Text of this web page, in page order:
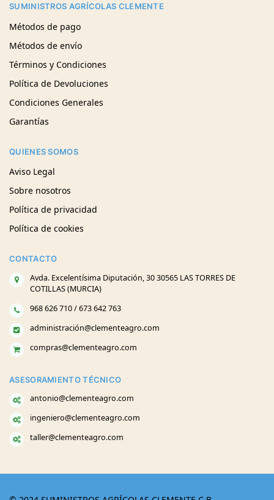
SUMINISTROS AGRÍCOLAS CLEMENTE
Métodos de pago
Métodos de envío
Términos y Condiciones
Política de Devoluciones
Condiciones Generales
Garantías
QUIENES SOMOS
Aviso Legal
Sobre nosotros
Política de privacidad
Política de cookies
CONTACTO
Avda. Excelentísima Diputación, 30 30565 LAS TORRES DE
COTILLAS (MURCIA)
968 626 710 / 673 642 763
administración@clementeagro.com
compras@clementeagro.com
ASESORAMIENTO TÉCNICO
antonio@clementeagro.com
ingeniero@clementeagro.com
taller@clementeagro.com